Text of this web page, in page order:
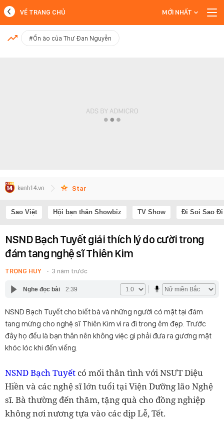
MỚI NHẤT
VỀ TRANG CHỦ MỚI NHẤT
#Ồn ào của Thư Đan Nguyễn
Star
Sao Việt Hội bạn thân Showbiz TV Show Đi Soi Sao Đi
NSND Bạch Tuyết giải thích lý do cười trong
đám tang nghệ sĩ Thiên Kim
TRỌNG HUY 3 năm trước
Nghe đọc bài 2:39
NSND Bạch Tuyết cho biết bà và những người có mặt tại đám
tang mừng cho nghệ sĩ Thiên Kim vì ra đi trong êm đẹp. Trước
đây họ đều là bạn thân nên không việc gì phải đưa ra gương mặt
khóc lóc khi đến viếng.
NSND Bạch Tuyết có mối thân tình với NSƯT Diệu
Hiền và các nghệ sĩ lớn tuổi tại Viện Dưỡng lão Nghệ
sĩ. Bà thường đến thăm, tặng quà cho đồng nghiệp
không nơi nương tựa vào các dịp Lễ, Tết.